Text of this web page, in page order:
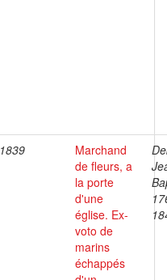
1839
Marchand
de fleurs, a
la porte
d'une
église. Ex-
voto de
marins
échappés